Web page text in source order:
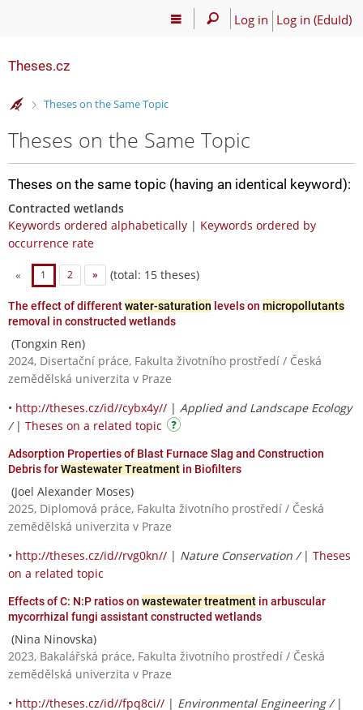
Log in Log in (EduId)
Theses.cz
>
Theses on the Same Topic
Theses on the Same Topic
Theses on the same topic (having an identical keyword):
Contracted wetlands
Keywords ordered alphabetically | Keywords ordered by
occurrence rate
« 1 2 » (total: 15 theses)
The effect of differentwater-saturation levels on micropollutants
removal in constructed wetlands
(Tongxin Ren)
2024, Disertační práce, Fakulta životního prostředí / Česká
zemědělská univerzita v Praze
• http://theses.cz/id//cybx4y// | Applied and Landscape Ecology
/ | Theses on a related topic
Adsorption Properties of Blast Furnace Slag and Construction
Debris forWastewater Treatment in Biofilters
(Joel Alexander Moses)
2025, Diplomová práce, Fakulta životního prostředí / Česká
zemědělská univerzita v Praze
• http://theses.cz/id//rvg0kn// | Nature Conservation / | Theses
on a related topic
Effects of C: N:P ratios on wastewater treatment in arbuscular
mycorrhizal fungi assistant constructed wetlands
(Nina Ninovska)
2023, Bakalářská práce, Fakulta životního prostředí / Česká
zemědělská univerzita v Praze
• http://theses.cz/id//fpq8ci// | Environmental Engineering / |